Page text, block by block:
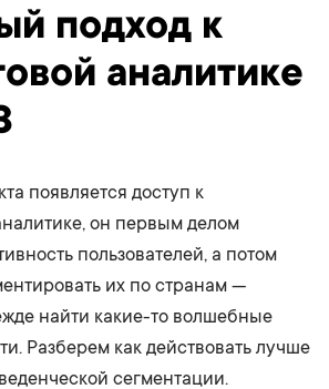
подход к
аналитике
появляется доступ к
он первым делом
пользователей, а потом
их по странам —
найти какие-то волшебные
Разберем как действовать лучше
сегментации.